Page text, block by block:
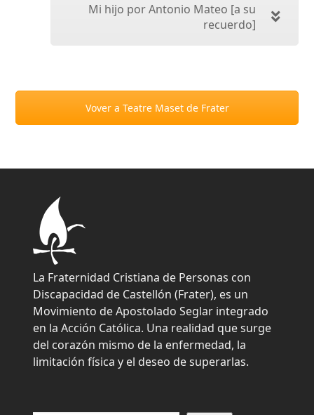
Mi hijo por Antonio Mateo [a su
recuerdo]
Vover a Teatre Maset de Frater
La Fraternidad Cristiana de Personas con
Discapacidad de Castellón (Frater), es un
Movimiento de Apostolado Seglar integrado
en la Acción Católica. Una realidad que surge
del corazón mismo de la enfermedad, la
limitación física y el deseo de superarlas.